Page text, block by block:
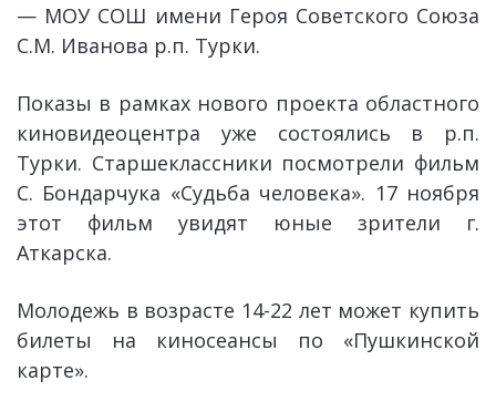
— МОУ СОШ имени Героя Советского Союза
С.М. Иванова р.п. Турки.
Показы в рамках нового проекта областного
киновидеоцентра уже состоялись в р.п.
Турки. Старшеклассники посмотрели фильм
С. Бондарчука «Судьба человека». 17 ноября
этот фильм увидят юные зрители г.
Аткарска.
Молодежь в возрасте 14-22 лет может купить
билеты на киносеансы по «Пушкинской
карте».